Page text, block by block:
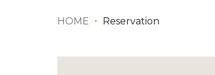
HOME Reservation